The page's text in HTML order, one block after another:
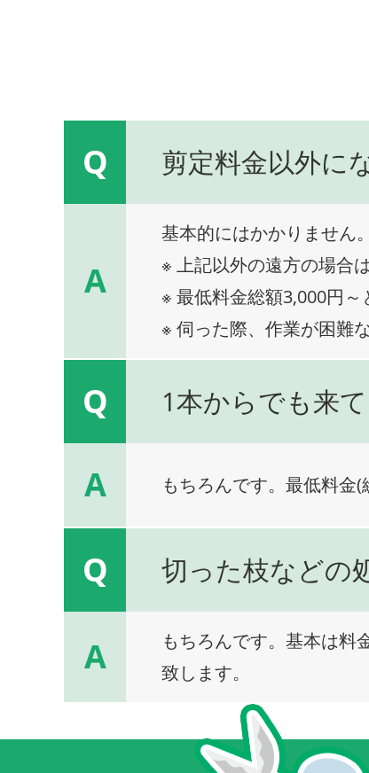
Q 剪定料金以外に
A
基本的にはかかりません
※ 上記以外の遠方の場合
※ 最低料金総額3,000円～
※ 伺った際、作業が困難
Q 1本からでも来
A もちろんです。最低料金(
Q 切った枝などの
A
もちろんです。基本は料
致します。